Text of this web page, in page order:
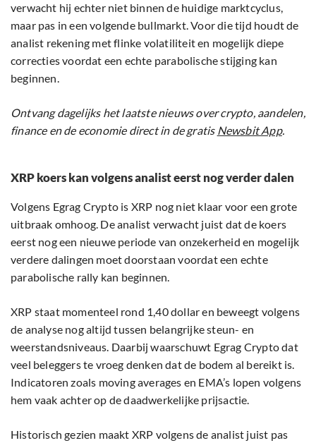
verwacht hij echter niet binnen de huidige marktcyclus,
maar pas in een volgende bullmarkt. Voor die tijd houdt de
analist rekening met flinke volatiliteit en mogelijk diepe
correcties voordat een echte parabolische stijging kan
beginnen.
Ontvang dagelijks het laatste nieuws over crypto, aandelen,
finance en de economie direct in de gratis Newsbit App.
XRP koers kan volgens analist eerst nog verder dalen
Volgens Egrag Crypto is XRP nog niet klaar voor een grote
uitbraak omhoog. De analist verwacht juist dat de koers
eerst nog een nieuwe periode van onzekerheid en mogelijk
verdere dalingen moet doorstaan voordat een echte
parabolische rally kan beginnen.
XRP staat momenteel rond 1,40 dollar en beweegt volgens
de analyse nog altijd tussen belangrijke steun- en
weerstandsniveaus. Daarbij waarschuwt Egrag Crypto dat
veel beleggers te vroeg denken dat de bodem al bereikt is.
Indicatoren zoals moving averages en EMA’s lopen volgens
hem vaak achter op de daadwerkelijke prijsactie.
Historisch gezien maakt XRP volgens de analist juist pas